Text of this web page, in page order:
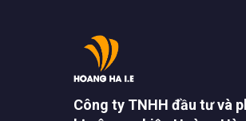
Công ty TNHH đầu tư và